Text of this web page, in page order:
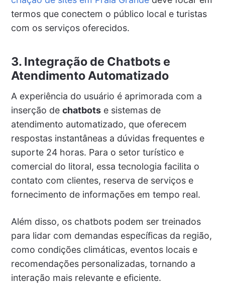
termos que conectem o público local e turistas
com os serviços oferecidos.
3. Integração de Chatbots e
Atendimento Automatizado
A experiência do usuário é aprimorada com a
inserção de chatbotse sistemas de
atendimento automatizado, que oferecem
respostas instantâneas a dúvidas frequentes e
suporte 24 horas. Para o setor turístico e
comercial do litoral, essa tecnologia facilita o
contato com clientes, reserva de serviços e
fornecimento de informações em tempo real.
Além disso, os chatbots podem ser treinados
para lidar com demandas específicas da região,
como condições climáticas, eventos locais e
recomendações personalizadas, tornando a
interação mais relevante e eficiente.